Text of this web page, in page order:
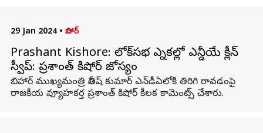
29 Jan 2024 • బిహార్
Prashant Kishore: లోక్‌సభ ఎన్నికల్లో ఎన్డీయే క్లీన్
స్వీప్: ప్రశాంత్ కిషోర్ జోస్యం
బిహార్ ముఖ్యమంత్రి నితీష్ కుమార్ ఎన్‌డీఏలోకి తిరిగి రావడంపై
రాజకీయ వ్యూహకర్త ప్రశాంత్ కిషోర్ కీలక కామెంట్స్ చేశారు.